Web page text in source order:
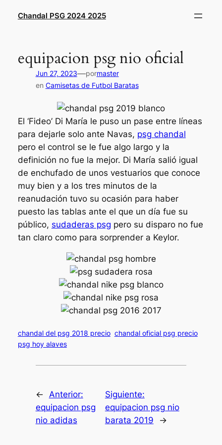
Chandal PSG 2024 2025
equipacion psg nio oficial
Jun 27, 2023—pormaster
en Camisetas de Futbol Baratas
El ‘Fideo’ Di María le puso un pase entre líneas
para dejarle solo ante Navas, psg chandal
pero el control se le fue algo largo y la
definición no fue la mejor. Di María salió igual
de enchufado de unos vestuarios que conoce
muy bien y a los tres minutos de la
reanudación tuvo su ocasión para haber
puesto las tablas ante el que un día fue su
público, sudaderas psg pero su disparo no fue
tan claro como para sorprender a Keylor.
chandal del psg 2018 precio chandal oficial psg precio
psg hoy alaves
←
Anterior:
equipacion psg
nio adidas
Siguiente:
equipacion psg nio
barata 2019
→